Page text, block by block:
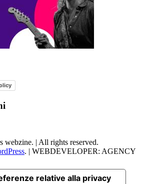
webzine. | All rights reserved.
. | WEBDEVELOPER: AGENCY
relative alla privacy